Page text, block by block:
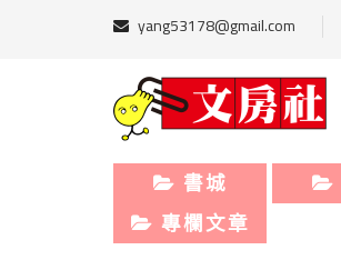
yang53178@gmail.com
書城
專欄文章